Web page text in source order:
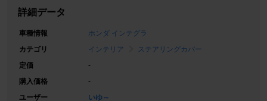
詳細データ
車種情報
ホンダ インテグラ
カテゴリ
インテリア
ステアリングカバー
定価
-
購入価格
-
ユーザー
いゆ～